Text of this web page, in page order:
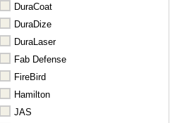
DuraCoat
DuraDize
DuraLaser
Fab Defense
FireBird
Hamilton
JAS